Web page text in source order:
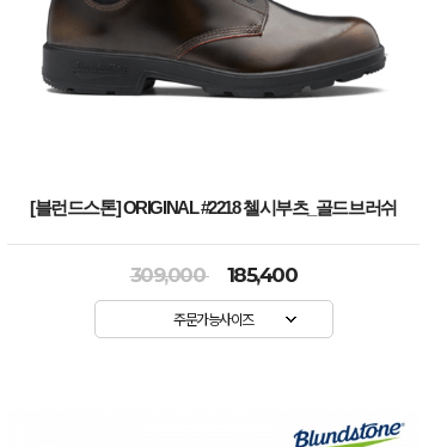
[블런드스톤] ORIGINAL #2218 첼시부츠_골드브러쉬
309,000 185,400
주문가능사이즈